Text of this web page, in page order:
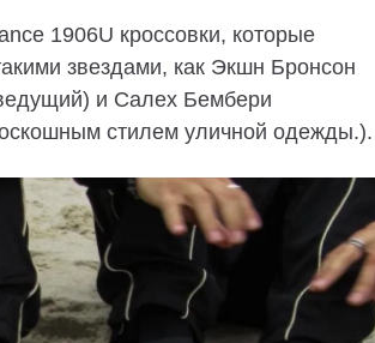
1906U кроссовки, которые
звездами, как Экшн Бронсон
и Салех Бембери
стилем уличной одежды.).